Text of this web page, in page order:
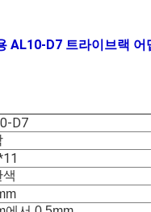
AL10-D7 트라이브랙 어
D7